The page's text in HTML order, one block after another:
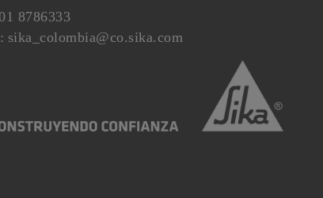
8786333
sika_colombia@co.sika.com